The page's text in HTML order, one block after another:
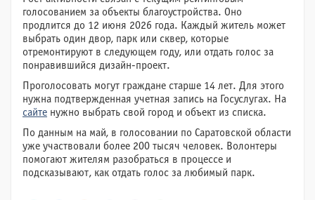
голосованием за объекты благоустройства. Оно
продлится до 12 июня 2026 года. Каждый житель может
выбрать один двор, парк или сквер, которые
отремонтируют в следующем году, или отдать голос за
понравившийся дизайн-проект.
Проголосовать могут граждане старше 14 лет. Для этого
нужна подтвержденная учетная запись на Госуслугах. На
сайте нужно выбрать свой город и объект из списка.
По данным на май, в голосовании по Саратовской области
уже участвовали более 200 тысяч человек. Волонтеры
помогают жителям разобраться в процессе и
подсказывают, как отдать голос за любимый парк.